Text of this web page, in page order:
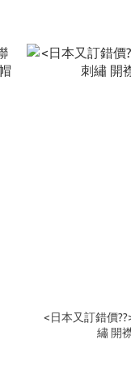
<日本又訂錯價
繡 開